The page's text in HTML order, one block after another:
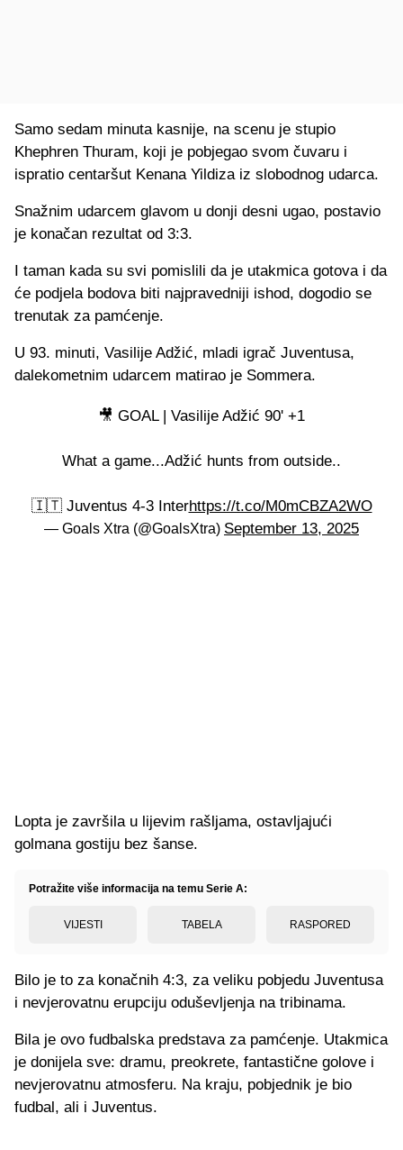
Samo sedam minuta kasnije, na scenu je stupio
Khephren Thuram, koji je pobjegao svom čuvaru i
ispratio centaršut Kenana Yildiza iz slobodnog udarca.
Snažnim udarcem glavom u donji desni ugao, postavio
je konačan rezultat od 3:3.
I taman kada su svi pomislili da je utakmica gotova i da
će podjela bodova biti najpravedniji ishod, dogodio se
trenutak za pamćenje.
U 93. minuti, Vasilije Adžić, mladi igrač Juventusa,
dalekometnim udarcem matirao je Sommera.
🎥 GOAL | Vasilije Adžić 90' +1
What a game...Adžić hunts from outside..
🇮🇹 Juventus 4-3 Interhttps://t.co/M0mCBZA2WO
— Goals Xtra (@GoalsXtra) September 13, 2025
Lopta je završila u lijevim rašljama, ostavljajući
golmana gostiju bez šanse.
Potražite više informacija na temu Serie A:
VIJESTI TABELA RASPORED
Bilo je to za konačnih 4:3, za veliku pobjedu Juventusa
i nevjerovatnu erupciju oduševljenja na tribinama.
Bila je ovo fudbalska predstava za pamćenje. Utakmica
je donijela sve: dramu, preokrete, fantastične golove i
nevjerovatnu atmosferu. Na kraju, pobjednik je bio
fudbal, ali i Juventus.